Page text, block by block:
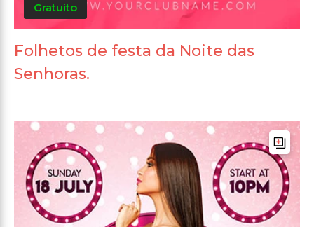
Gratuito
Folhetos de festa da Noite das
Senhoras.